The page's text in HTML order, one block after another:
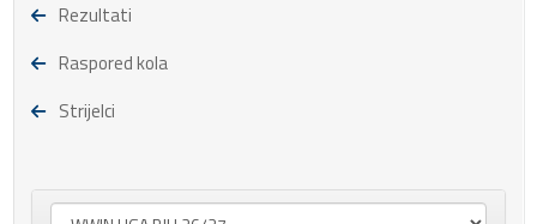
Rezultati
Raspored kola
Strijelci